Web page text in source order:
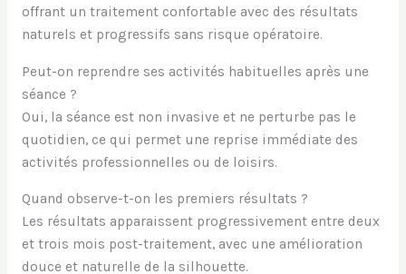
offrant un traitement confortable avec des résultats
naturels et progressifs sans risque opératoire.
Peut-on reprendre ses activités habituelles après une
séance ?
Oui, la séance est non invasive et ne perturbe pas le
quotidien, ce qui permet une reprise immédiate des
activités professionnelles ou de loisirs.
Quand observe-t-on les premiers résultats ?
Les résultats apparaissent progressivement entre deux
et trois mois post-traitement, avec une amélioration
douce et naturelle de la silhouette.